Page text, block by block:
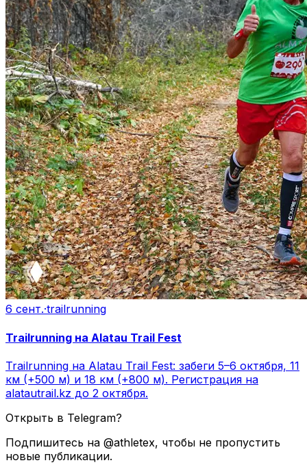
6 сент.·trailrunning
Trailrunning на Alatau Trail Fest
Trailrunning на Alatau Trail Fest: забеги 5–6 октября, 11
км (+500 м) и 18 км (+800 м). Регистрация на
alatautrail.kz до 2 октября.
Открыть в Telegram?
Подпишитесь на @athletex, чтобы не пропустить
новые публикации.